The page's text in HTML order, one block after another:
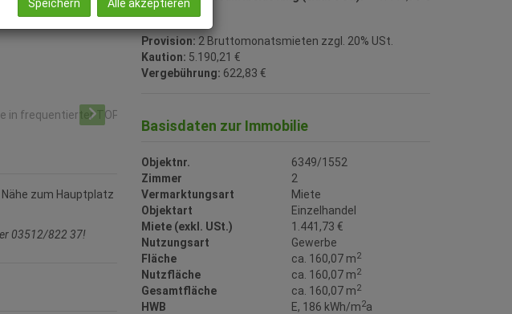
zum Hauptplatz
03512/822 37!
Provision: 2 Bruttomonatsmieten zzgl. 20% USt.
Kaution: 5.190,21 €
Vergebührung: 622,83 €
Basisdaten zur Immobilie
Objektnr.
6349/1552
Zimmer
2
Vermarktungsart
Miete
Objektart
Einzelhandel
Miete (exkl. USt.)
1.441,73 €
Nutzungsart
Gewerbe
Fläche
ca. 160,07 m2
Nutzfläche ca. 160,07 m2
Gesamtfläche ca. 160,07 m2
HWB E, 186 kWh/m2a
Speichern Alle akzeptieren